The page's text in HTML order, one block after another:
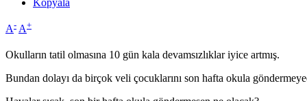
Kopyala
A- A+
Okulların tatil olmasına 10 gün kala devamsızlıklar iyice artmış.
Bundan dolayı da birçok veli çocuklarını son hafta okula